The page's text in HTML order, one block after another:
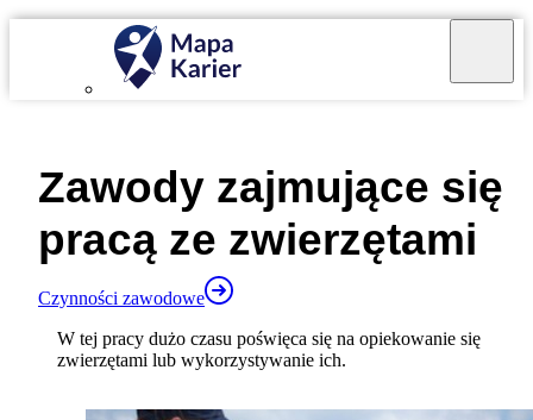
Zawody zajmujące się
pracą ze zwierzętami
Czynności zawodowe
W tej pracy dużo czasu poświęca się na opiekowanie się
zwierzętami lub wykorzystywanie ich.